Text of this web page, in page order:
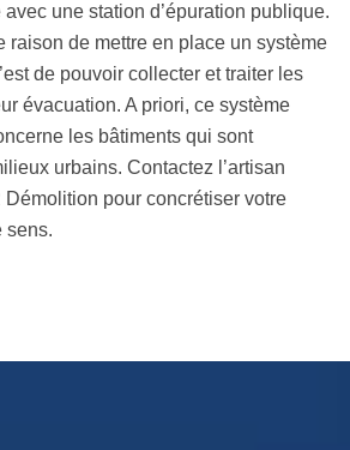
avec une station d’épuration publique.
raison de mettre en place un système
de pouvoir collecter et traiter les
évacuation. A priori, ce système
les bâtiments qui sont
urbains. Contactez l’artisan
pour concrétiser votre
sens.